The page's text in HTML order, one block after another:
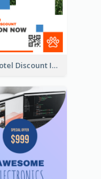
Pet Hotel Discount Instagram Story